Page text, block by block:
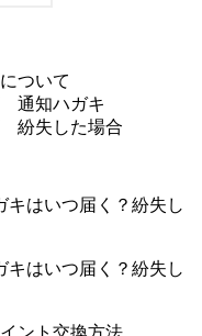
ついて
通知ハガキ
紛失した場合
キはいつ届く？紛失し
キはいつ届く？紛失し
ント交換方法